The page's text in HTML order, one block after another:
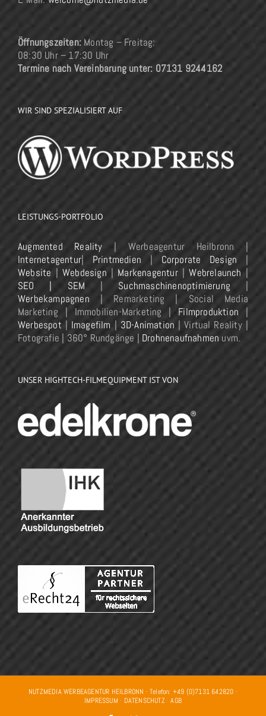
Öffnungszeiten: Montag – Freitag:
08:30 Uhr – 17:30 Uhr
Termine nach Vereinbarung unter: 07131 9244162
WIR SIND SPEZIALISIERT AUF
LEISTUNGS-PORTFOLIO
Augmented Reality | Werbeagentur Heilbronn |
Internetagentur| Printmedien | Corporate Design |
Website | Webdesign| Markenagentur|Webrelaunch |
SEO | SEM | Suchmaschinenoptimierung |
Werbekampagnen | Remarketing | Social Media
Marketing | Immobilien-Marketing | Filmproduktion |
Werbespot | Imagefilm | 3D-Animation | Virtual Reality |
Fotografie | 360° Rundgänge | Drohnenaufnahmen uvm.
UNSER HIGHTECH-FILMEQUIPMENT IST VON
NUTZMEDIA WERBEAGENTUR HEILBRONN · Telefon: +49 (0)7131 642820 ·
IMPRESSUM · DATENSCHUTZ·AGB